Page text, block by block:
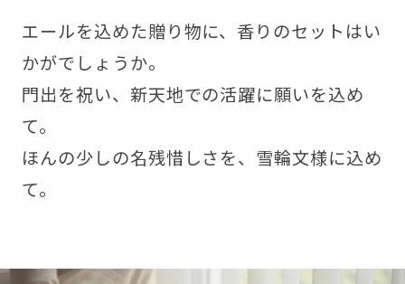
エールを込めた贈り物に、香りのセットはい
かがでしょうか。
門出を祝い、新天地での活躍に願いを込め
て。
ほんの少しの名残惜しさを、雪輪文様に込め
て。